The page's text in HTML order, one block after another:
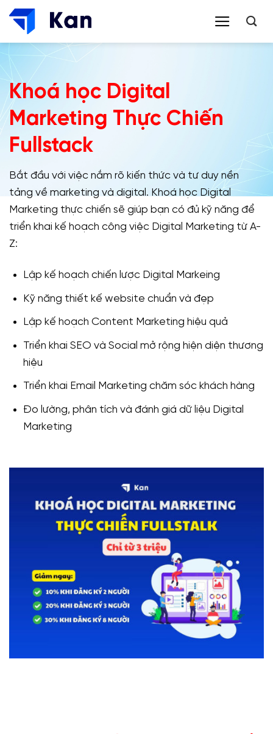
Bỏ
qua
nội
Khoá học Digital
Marketing Thực Chiến
Fullstack
Bắt đầu với việc nắm rõ kiến thức và tư duy nền
tảng về marketing và digital. Khoá học Digital
Marketing thực chiến sẽ giúp bạn có đủ kỹ năng để
triển khai kế hoạch công việc Digital Marketing từ A-
Z:
Lập kế hoạch chiến lược Digital Markeing
Kỹ năng thiết kế website chuẩn và đẹp
Lập kế hoạch Content Marketing hiệu quả
Triển khai SEO và Social mở rộng hiện diện thương
hiệu
Triển khai Email Marketing chăm sóc khách hàng
Đo lường, phân tích và đánh giá dữ liệu Digital
Marketing